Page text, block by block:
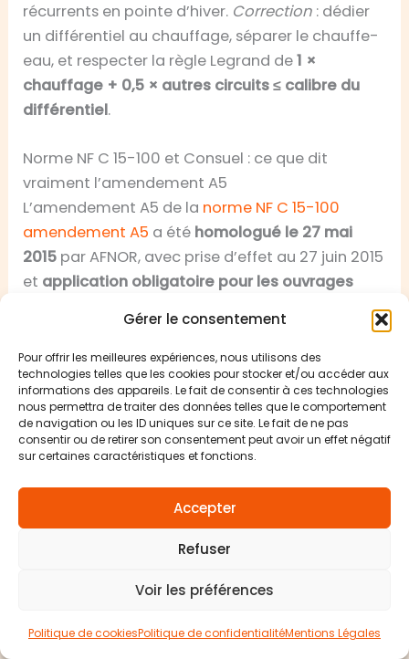
Gérer le consentement
Pour offrir les meilleures expériences, nous utilisons des
technologies telles que les cookies pour stocker et/ou accéder aux
informations des appareils. Le fait de consentir à ces technologies
nous permettra de traiter des données telles que le comportement
de navigation ou les ID uniques sur ce site. Le fait de ne pas
consentir ou de retirer son consentement peut avoir un effet négatif
sur certaines caractéristiques et fonctions.
Accepter
Refuser
Voir les préférences
Politique de cookiesPolitique de confidentialitéMentions Légales
récurrents en pointe d’hiver. Correction : dédier
un différentiel au chauffage, séparer le chauffe-
eau, et respecter la règle Legrand de1 ×
chauffage + 0,5 × autres circuits ≤ calibre du
différentiel.
Norme NF C 15-100 et Consuel : ce que dit
vraiment l’amendement A5
L’amendement A5 de la norme NF C 15-100
amendement A5 a été homologué le 27 mai
2015 par AFNOR, avec prise d’effet au 27 juin 2015
et application obligatoire pour les ouvrages
dont la date de référence est postérieure au 27
novembre 2015(source : fiche CAPEB,
« NF C 15-
100 : parution de l’amendement A5 »). Il modifie
lapartie 7-771« locaux d’habitation », devenue
leTitre 10dans les arrêtés du 3 août 2016 publiés
sur Légifrance, et lapartie 7-701« locaux
contenant une baignoire ou une douche »
références précises, ce qui fait du sourçage
l’angle différenciant de cet article.
a restructuré les règles sur lesectionnement par
fil pilote, lasélectivité différentielleet le